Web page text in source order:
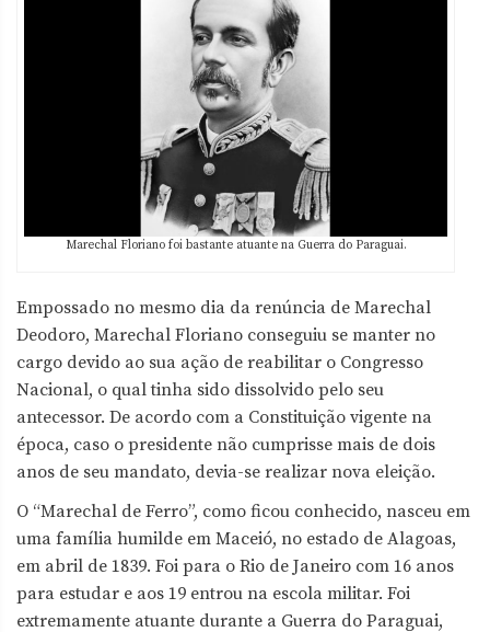
Marechal Floriano foi bastante atuante na Guerra do Paraguai.
Empossado no mesmo dia da renúncia de Marechal
Deodoro, Marechal Floriano conseguiu se manter no
cargo devido ao sua ação de reabilitar o Congresso
Nacional, o qual tinha sido dissolvido pelo seu
antecessor. De acordo com a Constituição vigente na
época, caso o presidente não cumprisse mais de dois
anos de seu mandato, devia-se realizar nova eleição.
O “Marechal de Ferro”, como ficou conhecido, nasceu em
uma família humilde em Maceió, no estado de Alagoas,
em abril de 1839. Foi para o Rio de Janeiro com 16 anos
para estudar e aos 19 entrou na escola militar. Foi
extremamente atuante durante a Guerra do Paraguai,